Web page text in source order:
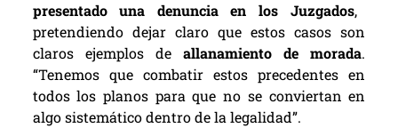
presentado una denuncia en los Juzgados,
pretendiendo dejar claro que estos casos son
claros ejemplos deallanamiento de morada.
“Tenemos que combatir estosprecedentes en
todos los planos para que no se conviertan en
algo sistemático dentro de la legalidad”.